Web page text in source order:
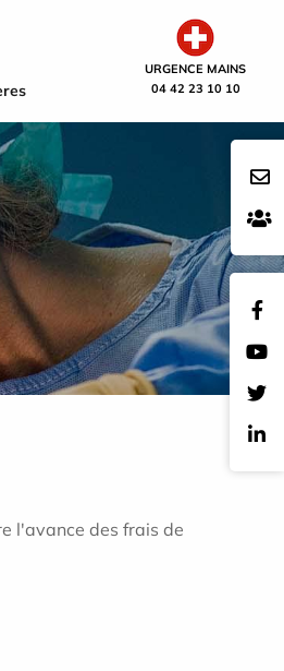
URGENCE MAINS
04 42 23 10 10
l'avance des frais de